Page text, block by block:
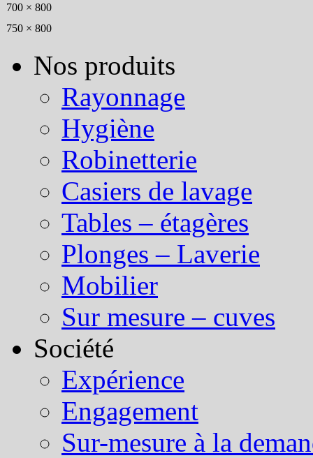
700 × 800
750 × 800
Nos produits
Rayonnage
Hygiène
Robinetterie
Casiers de lavage
Tables – étagères
Plonges – Laverie
Mobilier
Sur mesure – cuves
Société
Expérience
Engagement
Sur-mesure à la